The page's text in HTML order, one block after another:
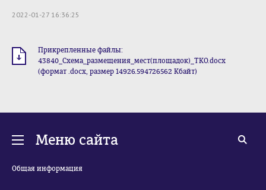
2022-01-27 16:36:25
Прикрепленные файлы:
43840_Схема_размещения_мест(площадок)_ТКО.docx
(формат .docx, размер 14926.594726562 Кбайт)
Меню сайта
Общая информация